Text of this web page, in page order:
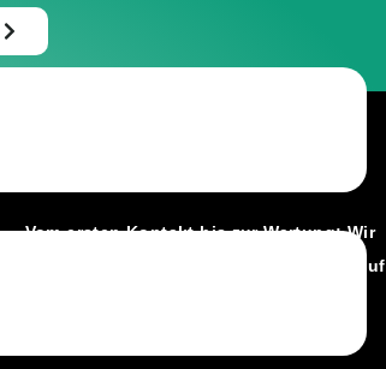
Vom ersten Kontakt bis zur Wartung: Wir
kümmern uns um alles, damit Sie sich auf